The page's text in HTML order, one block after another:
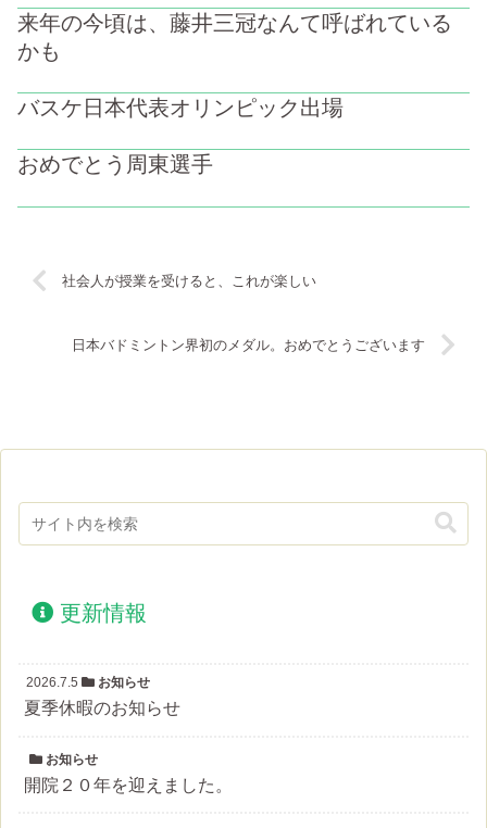
来年の今頃は、藤井三冠なんて呼ばれている
かも
バスケ日本代表オリンピック出場
おめでとう周東選手
社会人が授業を受けると、これが楽しい
日本バドミントン界初のメダル。おめでとうございます
更新情報
2026.7.5 お知らせ
夏季休暇のお知らせ
お知らせ
開院２０年を迎えました。